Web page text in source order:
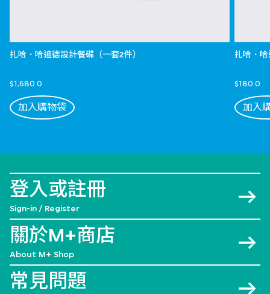
扎哈．哈迪德設計餐碟（一套2件）
$1,680.0
加入購物袋
扎哈．
$180.0
加入
登入或註冊
Sign-in / Register
關於M+商店
About M+ Shop
常見問題